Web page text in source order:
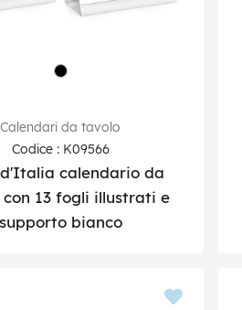
Calendari da tavolo
Codice : K09566
calendario da
13 fogli illustrati e
supporto bianco